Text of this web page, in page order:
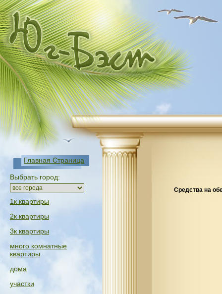
Главная Страница
Выбрать город:
1к квартиры
2к квартиры
3к квартиры
много комнатные
квартиры
дома
участки
Средства на